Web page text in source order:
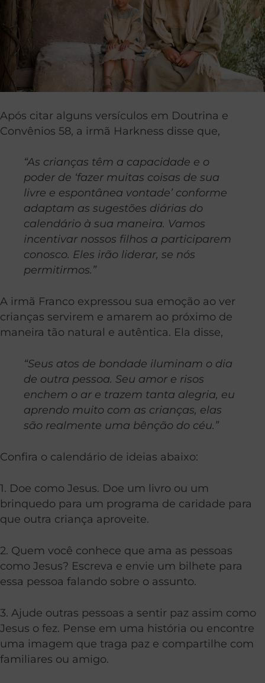
Após citar alguns versículos em Doutrina e
Convênios 58, a irmã Harkness disse que,
“As crianças têm a capacidade e o
poder de ‘fazer muitas coisas de sua
livre e espontânea vontade’ conforme
adaptam as sugestões diárias do
calendário à sua maneira. Vamos
incentivar nossos filhos a participarem
conosco. Eles irão liderar, se nós
permitirmos.”
A irmã Franco expressou sua emoção ao ver
crianças servirem e amarem ao próximo de
maneira tão natural e autêntica. Ela disse,
“Seus atos de bondade iluminam o dia
de outra pessoa. Seu amor e risos
enchem o ar e trazem tanta alegria, eu
aprendo muito com as crianças, elas
são realmente uma bênção do céu.”
Confira o calendário de ideias abaixo:
1. Doe como Jesus. Doe um livro ou um
brinquedo para um programa de caridade para
que outra criança aproveite.
2. Quem você conhece que ama as pessoas
como Jesus? Escreva e envie um bilhete para
essa pessoa falando sobre o assunto.
3. Ajude outras pessoas a sentir paz assim como
Jesus o fez. Pense em uma história ou encontre
uma imagem que traga paz e compartilhe com
familiares ou amigo.